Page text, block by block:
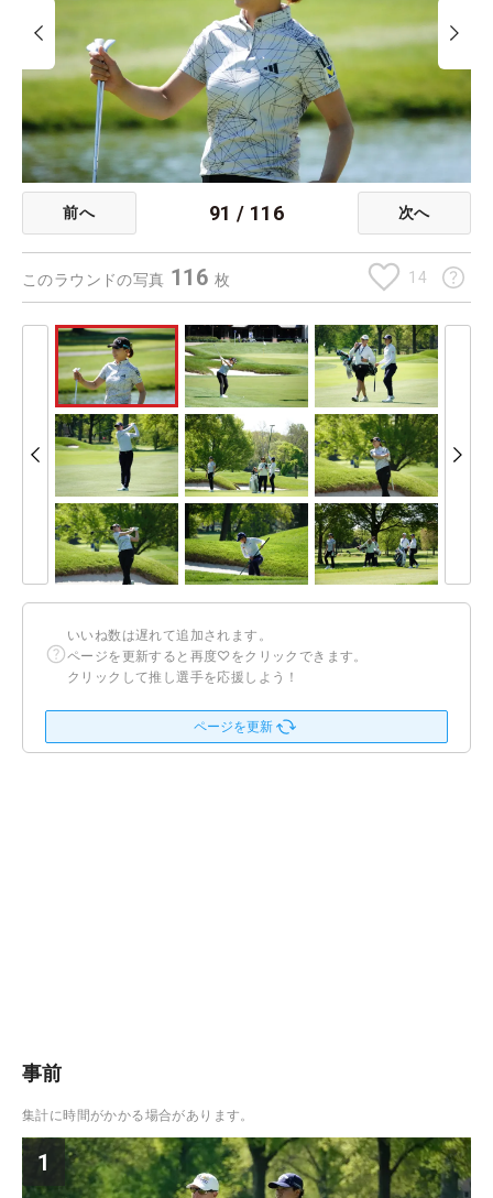
前へ 91 / 116 次へ
このラウンドの写真 116 枚 14
いいね数は遅れて追加されます。
ページを更新すると再度♡をクリックできます。
クリックして推し選手を応援しよう！
ページを更新
事前
集計に時間がかかる場合があります。
1